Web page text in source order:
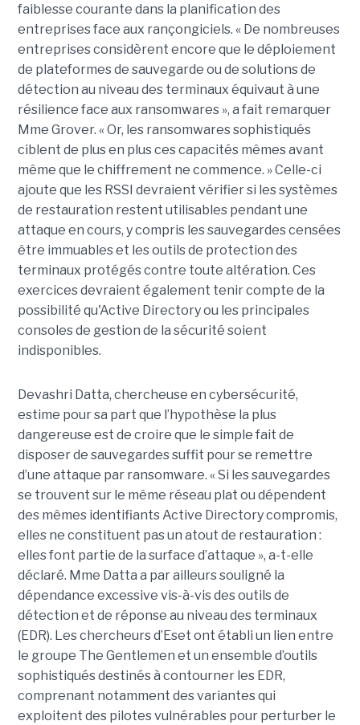
faiblesse courante dans la planification des
entreprises face aux rançongiciels. « De nombreuses
entreprises considèrent encore que le déploiement
de plateformes de sauvegarde ou de solutions de
détection au niveau des terminaux équivaut à une
résilience face aux ransomwares », a fait remarquer
Mme Grover. « Or, les ransomwares sophistiqués
ciblent de plus en plus ces capacités mêmes avant
même que le chiffrement ne commence. » Celle-ci
ajoute que les RSSI devraient vérifier si les systèmes
de restauration restent utilisables pendant une
attaque en cours, y compris les sauvegardes censées
être immuables et les outils de protection des
terminaux protégés contre toute altération. Ces
exercices devraient également tenir compte de la
possibilité qu'Active Directory ou les principales
consoles de gestion de la sécurité soient
indisponibles.
Devashri Datta, chercheuse en cybersécurité,
estime pour sa part que l’hypothèse la plus
dangereuse est de croire que le simple fait de
disposer de sauvegardes suffit pour se remettre
d’une attaque par ransomware. « Si les sauvegardes
se trouvent sur le même réseau plat ou dépendent
des mêmes identifiants Active Directory compromis,
elles ne constituent pas un atout de restauration :
elles font partie de la surface d’attaque », a-t-elle
déclaré. Mme Datta a par ailleurs souligné la
dépendance excessive vis-à-vis des outils de
détection et de réponse au niveau des terminaux
(EDR). Les chercheurs d’Eset ont établi un lien entre
le groupe The Gentlemen et un ensemble d’outils
sophistiqués destinés à contourner les EDR,
comprenant notamment des variantes qui
exploitent des pilotes vulnérables pour perturber le